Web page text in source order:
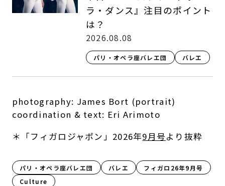
ラ・ダンス』注目のポイント
は？
2026.08.08
パリ・オペラ座バレエ団 バレエ
photography: James Bort (portrait)
coordination & text: Eri Arimoto
＊「フィガロジャポン」2026年9月号より抜粋
パリ・オペラ座バレエ団 バレエ
フィガロ26年9月号
Culture​